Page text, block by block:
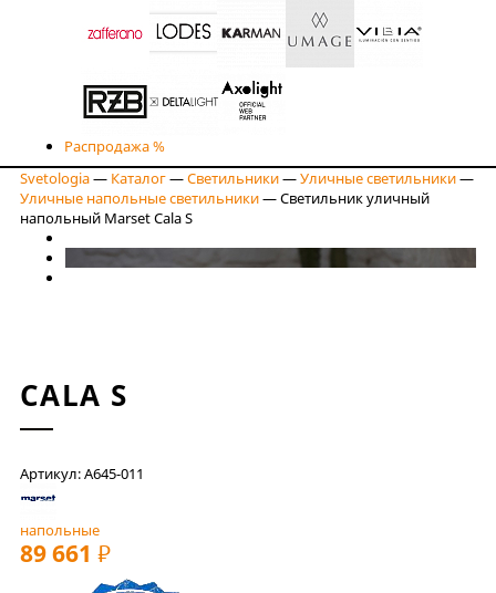
Распродажа %
Svetologia— Каталог—Светильники—Уличные светильники—
Уличные напольные светильники—Светильник уличный
напольный Marset Cala S
CALA S
Артикул: A645-011
напольные
89 661 РУБ